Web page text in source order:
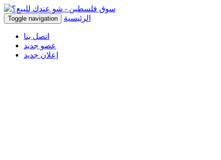
Toggle navigation الرئيسية
اتصل بنا
عضو جديد
إعلان جديد